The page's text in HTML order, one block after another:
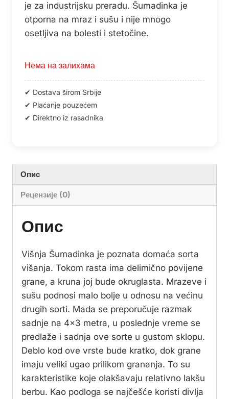
je za industrijsku preradu. Šumadinka je
otporna na mraz i sušu i nije mnogo
osetljiva na bolesti i stetočine.
Нема на залихама
Опис
Рецензије (0)
Опис
Višnja Šumadinka je poznata domaća sorta
višanja. Tokom rasta ima delimično povijene
grane, a kruna joj bude okruglasta. Mrazeve i
sušu podnosi malo bolje u odnosu na većinu
drugih sorti. Mada se preporučuje razmak
sadnje na 4×3 metra, u poslednje vreme se
predlaže i sadnja ove sorte u gustom sklopu.
Deblo kod ove vrste bude kratko, dok grane
imaju veliki ugao prilikom grananja. To su
karakteristike koje olakšavaju relativno lakšu
berbu. Kao podloga se najčešće koristi divlja